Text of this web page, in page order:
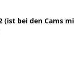
bei den Cams